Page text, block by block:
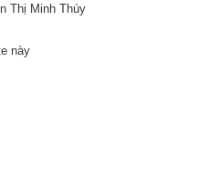
Thị Minh Thúy
này